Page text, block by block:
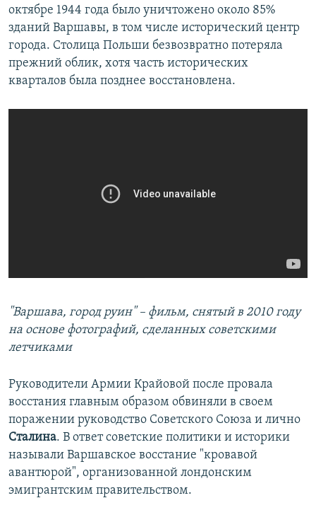
октябре 1944 года было уничтожено около 85%
зданий Варшавы, в том числе исторический центр
города. Столица Польши безвозвратно потеряла
прежний облик, хотя часть исторических
кварталов была позднее восстановлена.
"Варшава, город руин" – фильм, снятый в 2010 году​
на основе фотографий, сделанных советскими
летчиками
Руководители Армии Крайовой после провала
восстания главным образом обвиняли в своем
поражении руководство Советского Союза и лично
Сталина. В ответ советские политики и историки
называли Варшавское восстание "кровавой
авантюрой", организованной лондонским
эмигрантским правительством.